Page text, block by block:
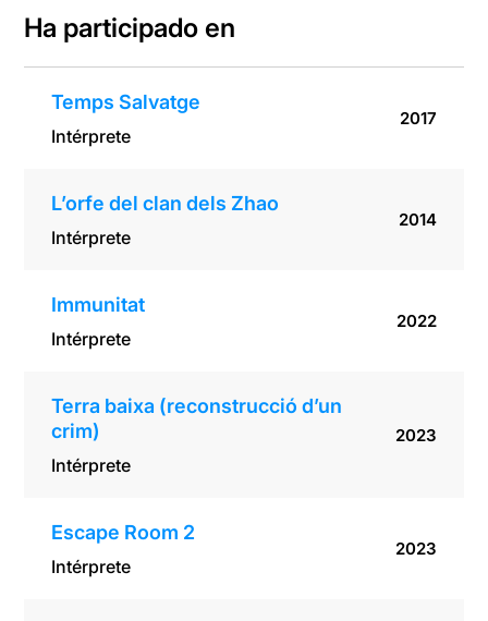
Ha participado en
Temps Salvatge
Intérprete
2017
L’orfe del clan dels Zhao
Intérprete
2014
Immunitat
Intérprete
2022
Terra baixa (reconstrucció d’un
crim)
Intérprete
2023
Escape Room 2
Intérprete
2023